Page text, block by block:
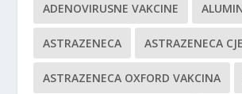
ADENOVIRUSNE VAKCINE
ASTRAZENECA ASTRAZENECA
ASTRAZENECA OXFORD VAKCINA